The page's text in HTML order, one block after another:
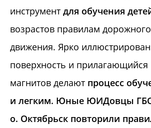
инструмент для обучения
возрастов правилам дорожного
движения. Ярко
поверхность и прилагающийся
магнитов делают процесс
и легким. Юные ЮИДовцы
о. Октябрьск повторили